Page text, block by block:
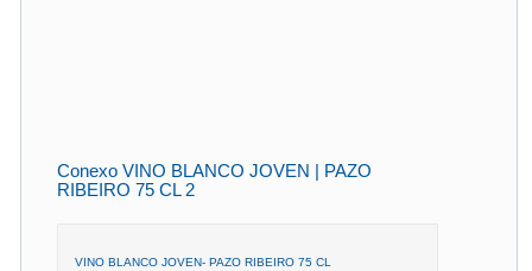
Conexo VINO BLANCO JOVEN | PAZO
RIBEIRO 75 CL 2
VINO BLANCO JOVEN- PAZO RIBEIRO 75 CL